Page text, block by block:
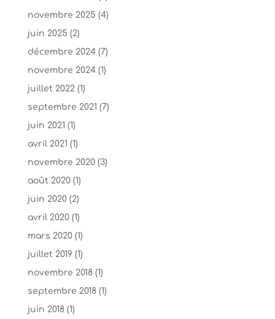
novembre 2025 (4)
juin 2025 (2)
décembre 2024(7)
novembre 2024(1)
juillet 2022(1)
septembre 2021 (7)
juin 2021 (1)
avril 2021 (1)
novembre 2020(3)
août 2020(1)
juin 2020(2)
avril 2020(1)
mars 2020(1)
juillet 2019(1)
novembre 2018(1)
septembre 2018(1)
juin 2018(1)